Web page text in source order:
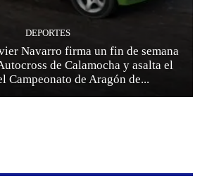
DEPORTES
Navarro firma un fin de semana
de Calamocha y asalta el
Campeonato de Aragón de...